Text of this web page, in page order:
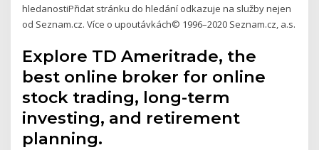
hledanostiPřidat stránku do hledání odkazuje na služby nejen
od Seznam.cz. Více o upoutávkách© 1996–2020 Seznam.cz, a.s.
Explore TD Ameritrade, the
best online broker for online
stock trading, long-term
investing, and retirement
planning.